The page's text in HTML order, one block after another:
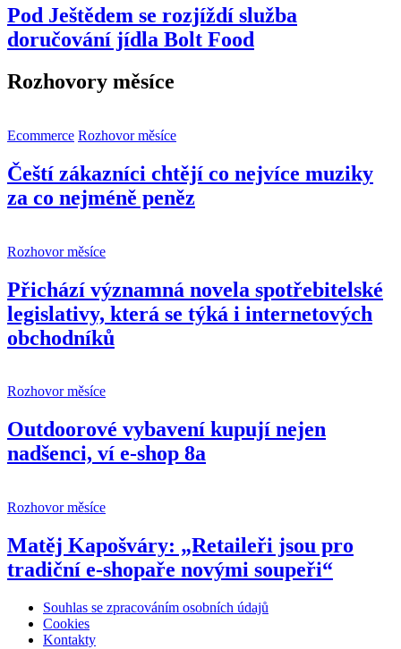
Pod Ještědem se rozjíždí služba
doručování jídla Bolt Food
Rozhovory měsíce
Ecommerce Rozhovor měsíce
Čeští zákazníci chtějí co nejvíce muziky
za co nejméně peněz
Rozhovor měsíce
Přichází významná novela spotřebitelské
legislativy, která se týká i internetových
obchodníků
Rozhovor měsíce
Outdoorové vybavení kupují nejen
nadšenci, ví e-shop 8a
Rozhovor měsíce
Matěj Kapošváry: „Retaileři jsou pro
tradiční e-shopaře novými soupeři“
Souhlas se zpracováním osobních údajů
Cookies
Kontakty